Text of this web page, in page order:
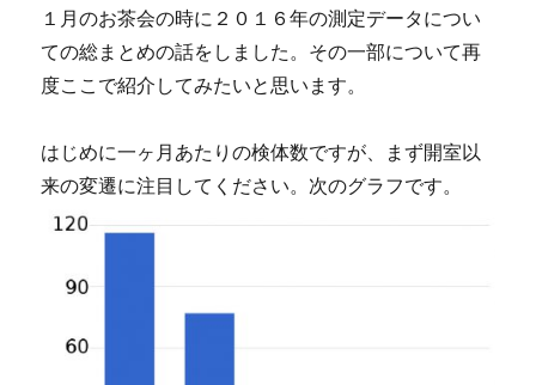
１月のお茶会の時に２０１６年の測定データについ
ての総まとめの話をしました。その一部について再
度ここで紹介してみたいと思います。
はじめに一ヶ月あたりの検体数ですが、まず開室以
来の変遷に注目してください。次のグラフです。